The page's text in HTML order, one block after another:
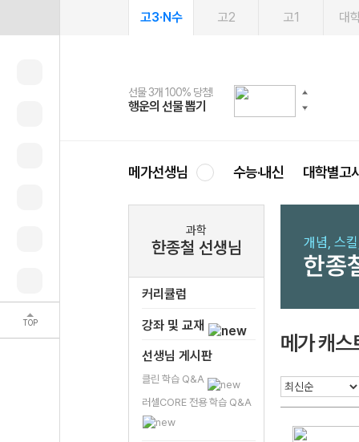
TOP
고3·N수 고2 고1 대
선물 3개 100% 당첨!
행운의 선물 뽑기
선물 100% 증정!
메가스터디 X 올리브
여름방학 스터디 캐시백
메가런 썸머스쿨
2027 러셀 단과
강사 공개선발
스마트러닝앱
설문 EVENT
메가패스
3일 무료 체험권
메가패스 수강생 무료혜택!
메가클럽 멤버십
사회공헌 캠페인
희망이룸 메가나눔
메가선생님 수능·내신 대학별고
과학
한종철 선생님
커리큘럼
강좌 및 교재
선생님 게시판
클린 학습 Q&A
러셀CORE 전용 학습 Q&A
개념, 스
한종
메가 캐스